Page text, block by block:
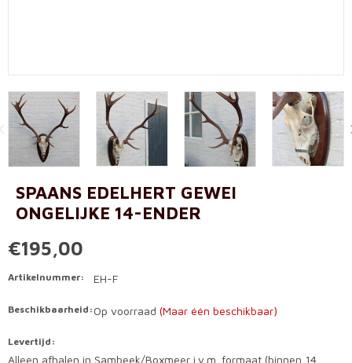
SPAANS EDELHERT GEWEI
ONGELIJKE 14-ENDER
€195,00
Artikelnummer: EH-F
Beschikbaarheid: Op voorraad (Maar één beschikbaar)
Levertijd:
Alleen afhalen in Sambeek/Boxmeer i.v.m. formaat (binnen 14